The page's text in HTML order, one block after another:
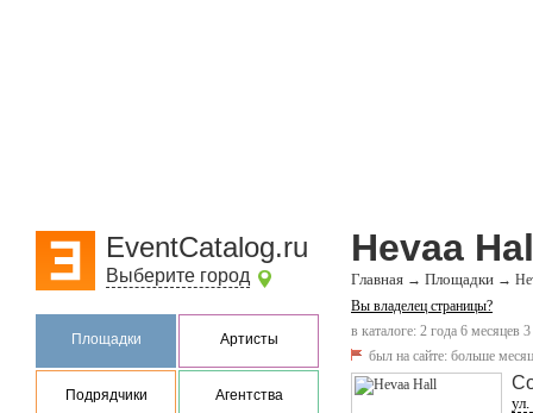
EventCatalog.ru
Выберите город
Площадки Артисты
Подрядчики Агентства
Hevaa
Главная → Площадки →
Вы владелец страницы?
в каталоге: 2 года 6 месяцев
был на сайте: больше